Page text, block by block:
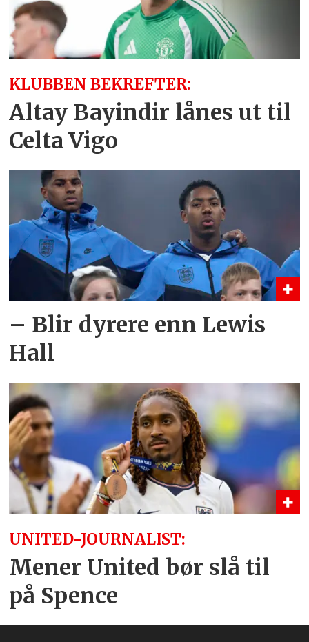
KLUBBEN BEKREFTER:
Altay Bayindir lånes ut til
Celta Vigo
– Blir dyrere enn Lewis
Hall
UNITED-JOURNALIST:
Mener United bør slå til
på Spence